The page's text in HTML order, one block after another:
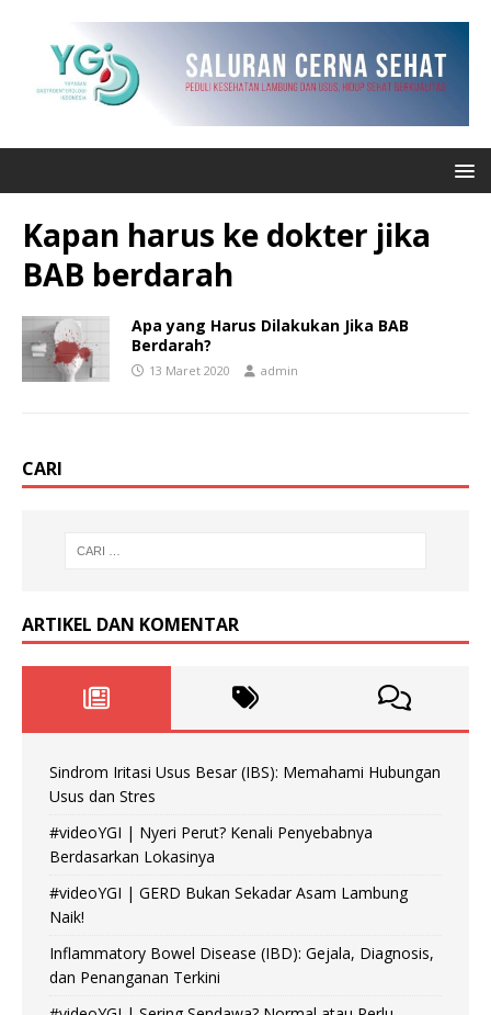
Kapan harus ke dokter jika
BAB berdarah
Apa yang Harus Dilakukan Jika BAB
Berdarah?
13 Maret 2020 admin
CARI
ARTIKEL DAN KOMENTAR
Sindrom Iritasi Usus Besar (IBS): Memahami Hubungan
Usus dan Stres
#videoYGI | Nyeri Perut? Kenali Penyebabnya
Berdasarkan Lokasinya
#videoYGI | GERD Bukan Sekadar Asam Lambung
Naik!
Inflammatory Bowel Disease (IBD): Gejala, Diagnosis,
dan Penanganan Terkini